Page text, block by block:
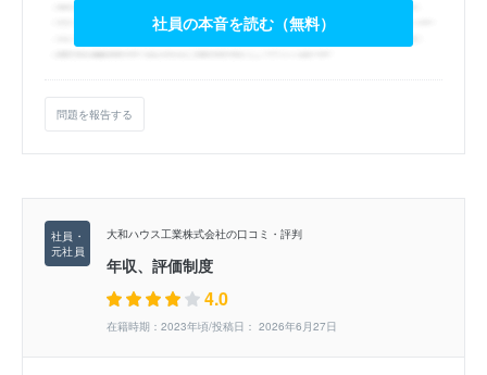
社員の本音を読む（無料）
問題を報告する
大和ハウス工業株式会社の口コミ・評判
年収、評価制度
4.0
在籍時期：2023年頃/投稿日： 2026年6月27日